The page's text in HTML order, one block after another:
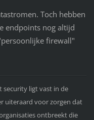
Toch hebben
endpoints nog altijd
firewall"
security ligt vast in de
uiteraard voor zorgen dat
ontbreekt die